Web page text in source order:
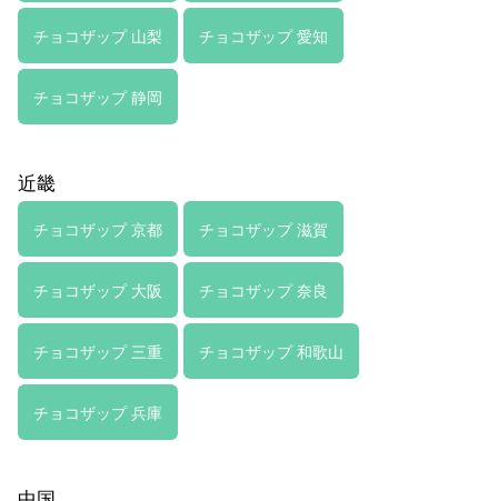
チョコザップ 山梨 チョコザップ 愛知
チョコザップ 静岡
近畿
チョコザップ 京都 チョコザップ 滋賀
チョコザップ 大阪 チョコザップ 奈良
チョコザップ 三重 チョコザップ 和歌山
チョコザップ 兵庫